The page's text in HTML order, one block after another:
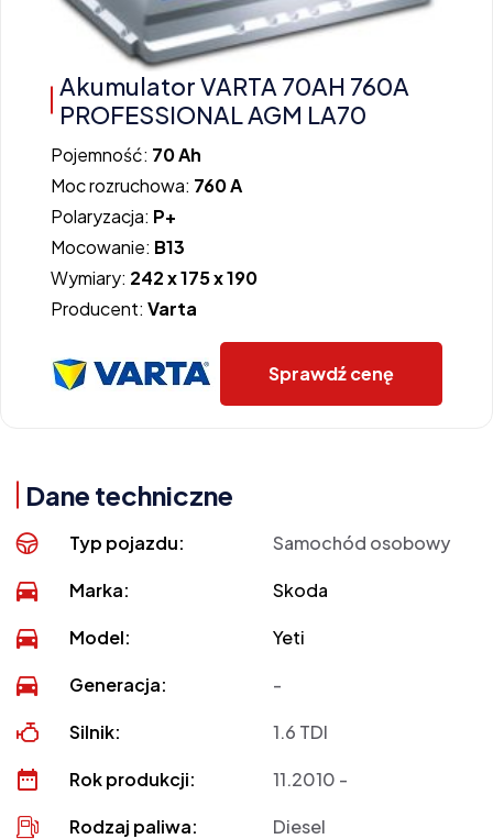
Akumulator VARTA 70AH 760A
PROFESSIONAL AGM LA70
Pojemność: 70 Ah
Moc rozruchowa: 760 A
Polaryzacja: P+
Mocowanie: B13
Wymiary: 242 x 175 x 190
Producent: Varta
Sprawdź cenę
Dane techniczne
Typ pojazdu: Samochód osobowy
Marka: Skoda
Model: Yeti
Generacja: -
Silnik: 1.6 TDI
Rok produkcji: 11.2010 -
Rodzaj paliwa: Diesel